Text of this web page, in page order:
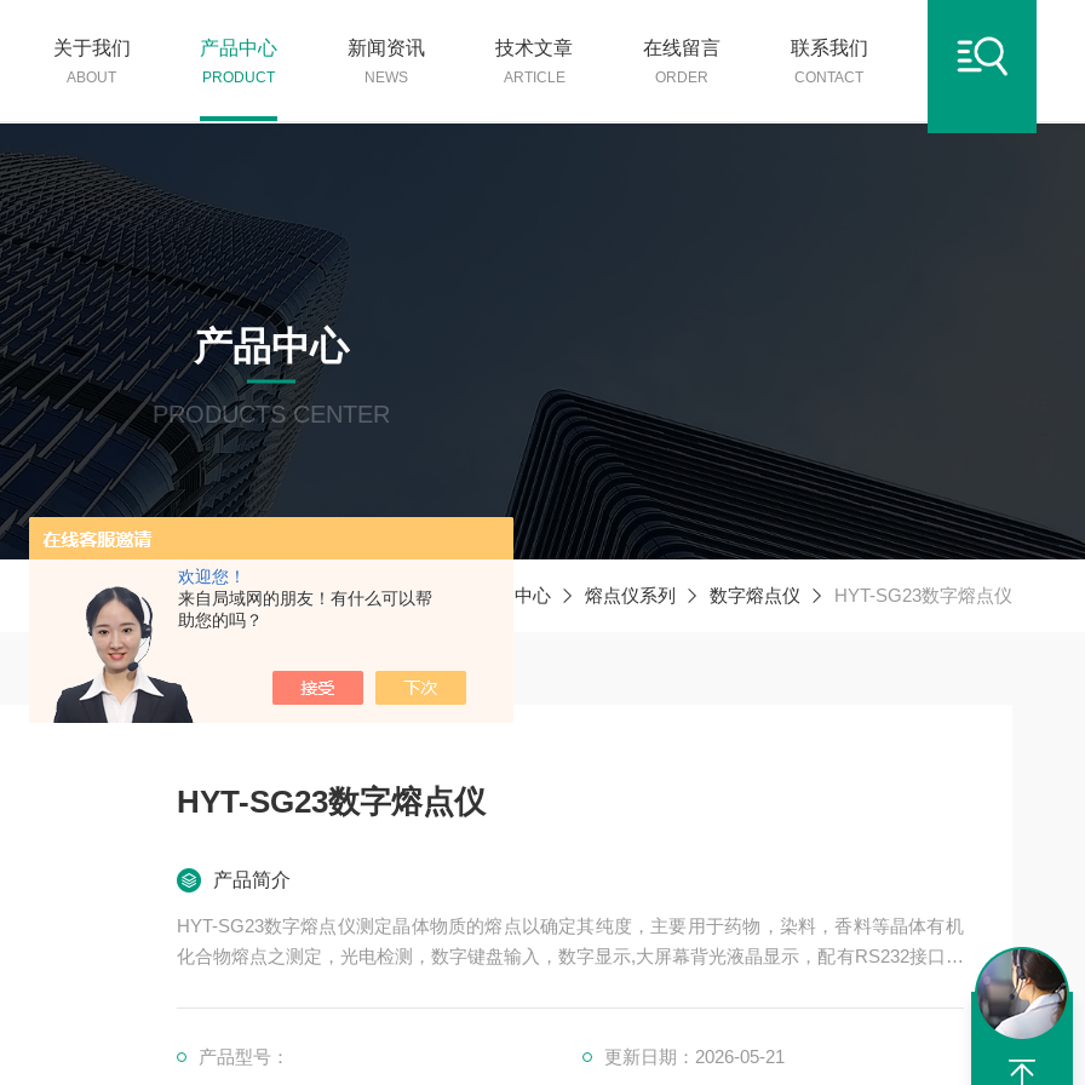
欢迎您！
来自局域网的朋友！有什么可以帮
助您的吗？
关于我们
ABOUT
产品中心
PRODUCT
新闻资讯
NEWS
技术文章
ARTICLE
在线留言
ORDER
联系我们
CONTACT
产品中心
PRODUCTS CENTER
当前位置：首页 产品中心 熔点仪系列 数字熔点仪 HYT-SG23数字熔点仪
HYT-SG23数字熔点仪
产品简介
HYT-SG23数字熔点仪测定晶体物质的熔点以确定其纯度，主要用于药物，染料，香料等晶体有机
化合物熔点之测定，光电检测，数字键盘输入，数字显示,大屏幕背光液晶显示，配有RS232接口，
产品型号： 更新日期：2026-05-21